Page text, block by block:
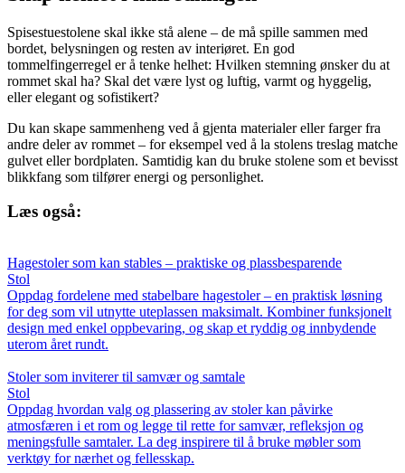
Spisestuestolene skal ikke stå alene – de må spille sammen med
bordet, belysningen og resten av interiøret. En god
tommelfingerregel er å tenke helhet: Hvilken stemning ønsker du at
rommet skal ha? Skal det være lyst og luftig, varmt og hyggelig,
eller elegant og sofistikert?
Du kan skape sammenheng ved å gjenta materialer eller farger fra
andre deler av rommet – for eksempel ved å la stolens treslag matche
gulvet eller bordplaten. Samtidig kan du bruke stolene som et bevisst
blikkfang som tilfører energi og personlighet.
Læs også:
Hagestoler som kan stables – praktiske og plassbesparende
Stol
Oppdag fordelene med stabelbare hagestoler – en praktisk løsning
for deg som vil utnytte uteplassen maksimalt. Kombiner funksjonelt
design med enkel oppbevaring, og skap et ryddig og innbydende
uterom året rundt.
Stoler som inviterer til samvær og samtale
Stol
Oppdag hvordan valg og plassering av stoler kan påvirke
atmosfæren i et rom og legge til rette for samvær, refleksjon og
meningsfulle samtaler. La deg inspirere til å bruke møbler som
verktøy for nærhet og fellesskap.